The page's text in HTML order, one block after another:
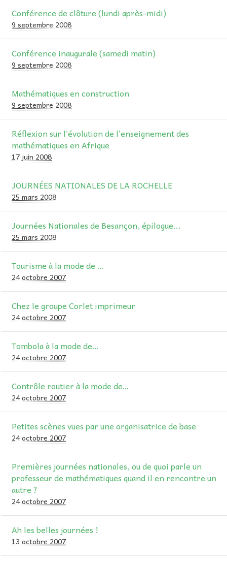
Conférence de clôture (lundi après-midi)
9 septembre 2008
Conférence inaugurale (samedi matin)
9 septembre 2008
Mathématiques en construction
9 septembre 2008
Réflexion sur l’évolution de l’enseignement des
mathématiques en Afrique
17 juin 2008
JOURNÉES NATIONALES DE LA ROCHELLE
25 mars 2008
Journées Nationales de Besançon, épilogue...
25 mars 2008
Tourisme à la mode de …
24 octobre 2007
Chez le groupe Corlet imprimeur
24 octobre 2007
Tombola à la mode de…
24 octobre 2007
Contrôle routier à la mode de…
24 octobre 2007
Petites scènes vues par une organisatrice de base
24 octobre 2007
Premières journées nationales, ou de quoi parle un
professeur de mathématiques quand il en rencontre un
autre ?
24 octobre 2007
Ah les belles journées !
13 octobre 2007